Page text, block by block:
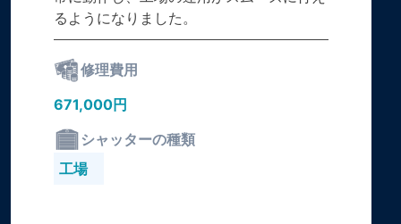
るようになりました。
修理費用
671,000円
シャッターの種類
工場